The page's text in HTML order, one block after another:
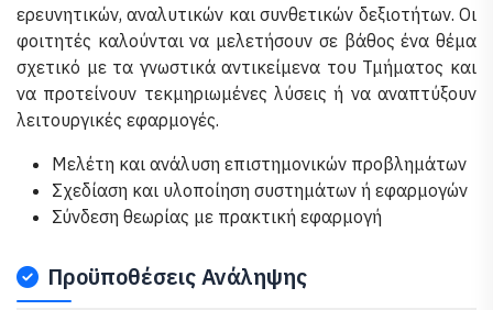
ερευνητικών, αναλυτικών και συνθετικών δεξιοτήτων. Οι
φοιτητές καλούνται να μελετήσουν σε βάθος ένα θέμα
σχετικό με τα γνωστικά αντικείμενα του Τμήματος και
να προτείνουν τεκμηριωμένες λύσεις ή να αναπτύξουν
λειτουργικές εφαρμογές.
Μελέτη και ανάλυση επιστημονικών προβλημάτων
Σχεδίαση και υλοποίηση συστημάτων ή εφαρμογών
Σύνδεση θεωρίας με πρακτική εφαρμογή
Προϋποθέσεις Ανάληψης